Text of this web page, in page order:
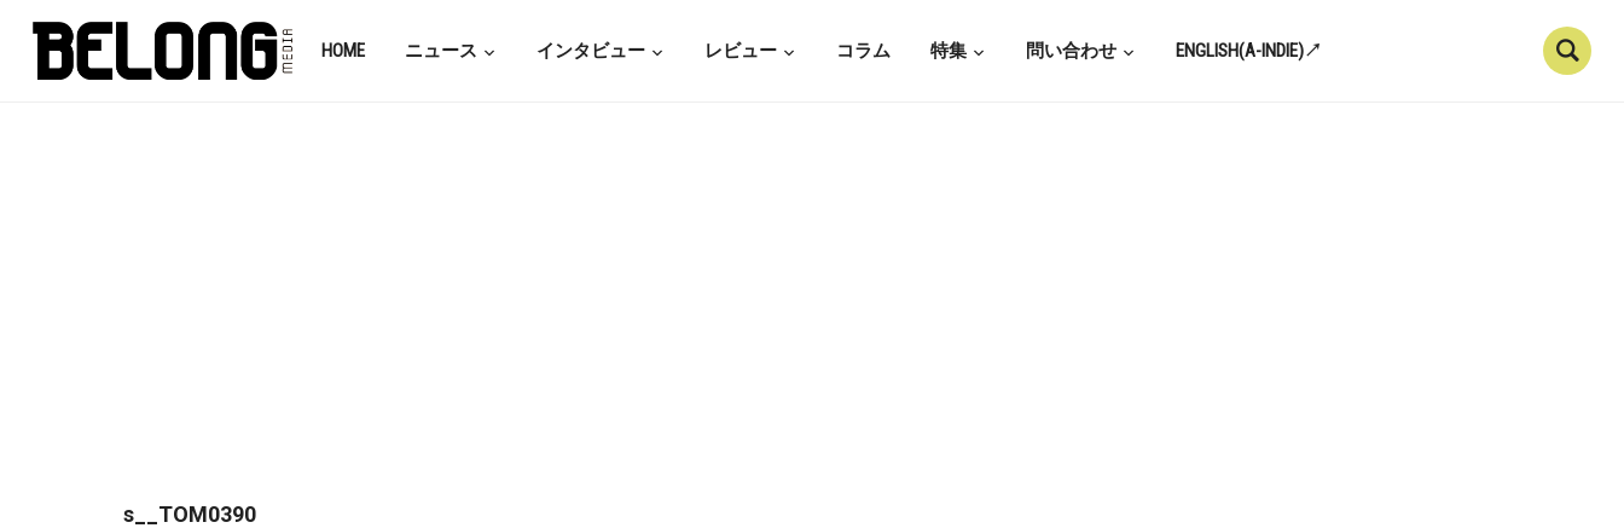
HOME ニュース インタビュー レビュー コラム 特集 問い合わせ ENGLISH(A-INDIE)↗
s__TOM0390